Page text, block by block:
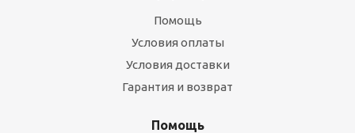
Помощь
Условия оплаты
Условия доставки
Гарантия и возврат
Помощь